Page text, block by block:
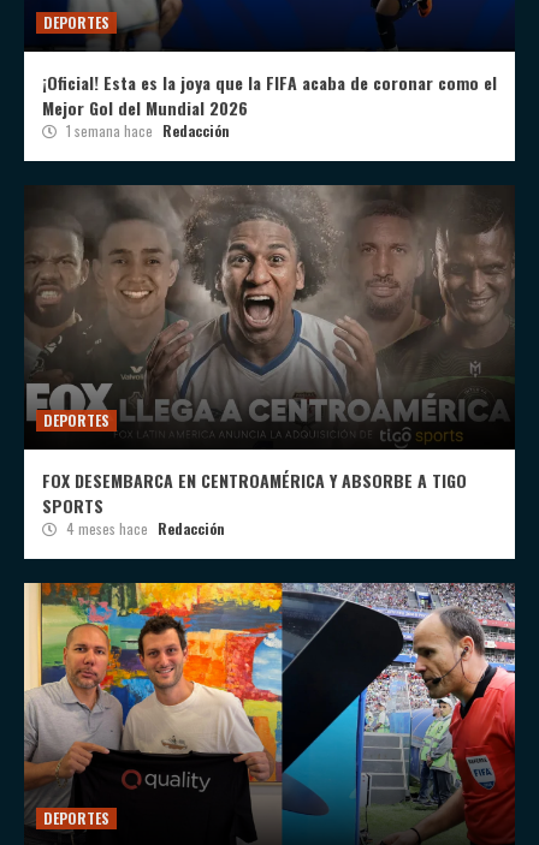
DEPORTES
¡Oficial! Esta es la joya que la FIFA acaba de coronar como el
Mejor Gol del Mundial 2026
1 semana hace Redacción
DEPORTES
FOX DESEMBARCA EN CENTROAMÉRICA Y ABSORBE A TIGO
SPORTS
4 meses hace Redacción
DEPORTES